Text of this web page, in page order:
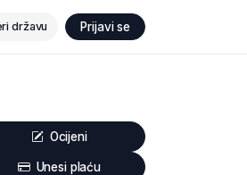
državu Prijavi se
Ocijeni
Unesi plaću